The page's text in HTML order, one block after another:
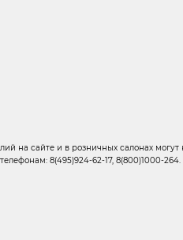
на сайте и в розничных салонах могут
8(495)924-62-17, 8(800)1000-264.